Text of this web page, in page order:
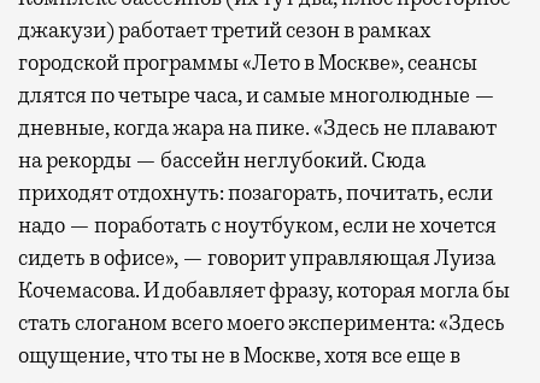
джакузи) работает третий сезон в рамках
городской программы «Лето в Москве», сеансы
длятся по четыре часа, и самые многолюдные —
дневные, когда жара на пике. «Здесь не плавают
на рекорды — бассейн неглубокий. Сюда
приходят отдохнуть: позагорать, почитать, если
надо — поработать с ноутбуком, если не хочется
сидеть в офисе», — говорит управляющая Луиза
Кочемасова. И добавляет фразу, которая могла бы
стать слоганом всего моего эксперимента: «Здесь
ощущение, что ты не в Москве, хотя все еще в